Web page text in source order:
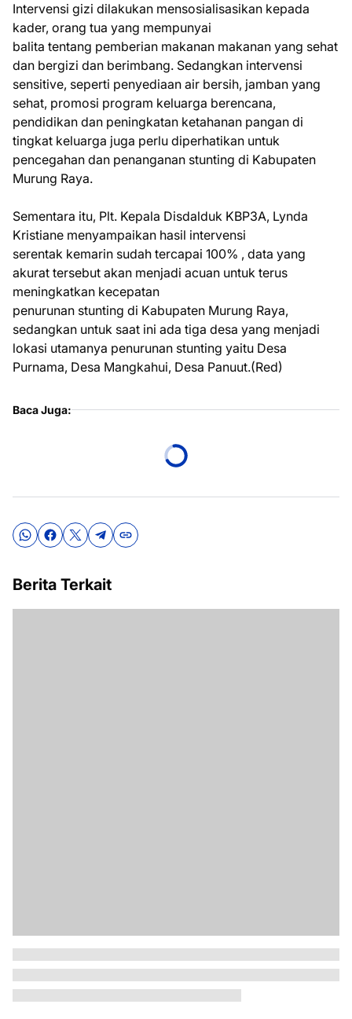
Intervensi gizi dilakukan mensosialisasikan kepada
kader, orang tua yang mempunyai
balita tentang pemberian makanan makanan yang sehat
dan bergizi dan berimbang. Sedangkan intervensi
sensitive, seperti penyediaan air bersih, jamban yang
sehat, promosi program keluarga berencana,
pendidikan dan peningkatan ketahanan pangan di
tingkat keluarga juga perlu diperhatikan untuk
pencegahan dan penanganan stunting di Kabupaten
Murung Raya.
Sementara itu, Plt. Kepala Disdalduk KBP3A, Lynda
Kristiane menyampaikan hasil intervensi
serentak kemarin sudah tercapai 100% , data yang
akurat tersebut akan menjadi acuan untuk terus
meningkatkan kecepatan
penurunan stunting di Kabupaten Murung Raya,
sedangkan untuk saat ini ada tiga desa yang menjadi
lokasi utamanya penurunan stunting yaitu Desa
Purnama, Desa Mangkahui, Desa Panuut.(Red)
Baca Juga:
Berita Terkait